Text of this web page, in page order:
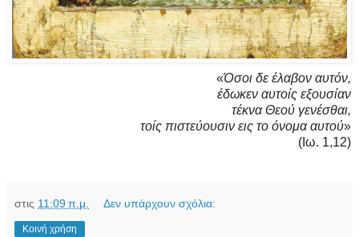
«Ό­σοι δε έ­λα­βον αυ­τόν,
έ­δω­κεν αυ­τοίς ε­ξου­σί­αν
τέ­κνα Θε­ού γε­νέ­σθαι,
τοίς πι­στεύ­ου­σιν εις το ό­νο­μα αυ­τού»
(Ι­ω. 1,12)
στις 11:09 π.μ. Δεν υπάρχουν σχόλια:
Κοινή χρήση